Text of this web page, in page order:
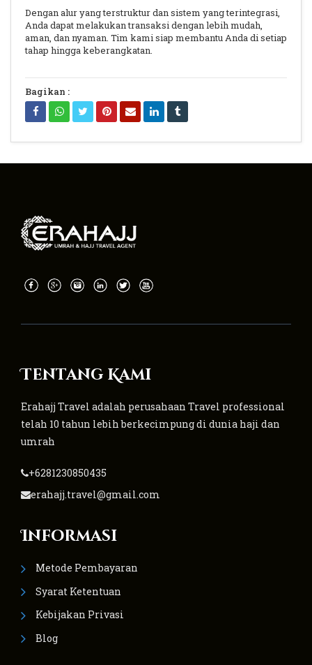
Dengan alur yang terstruktur dan sistem yang terintegrasi,
Anda dapat melakukan transaksi dengan lebih mudah,
aman, dan nyaman. Tim kami siap membantu Anda di setiap
tahap hingga keberangkatan.
Bagikan :
Tentang Kami
Erahajj Travel adalah perusahaan Travel professional
telah 10 tahun lebih berkecimpung di dunia haji dan
umrah
+6281230850435
erahajj.travel@gmail.com
Informasi
Metode Pembayaran
Syarat Ketentuan
Kebijakan Privasi
Blog